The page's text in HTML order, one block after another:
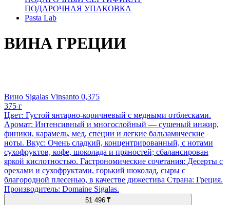
ПОДАРОЧНАЯ УПАКОВКА
Pasta Lab
ВИНА ГРЕЦИИ
Вино Sigalas Vinsanto 0,375
375 г
Цвет: Густой янтарно-коричневый с медными отблесками.
Аромат: Интенсивный и многослойный — сушеный инжир,
финики, карамель, мед, специи и легкие бальзамические
ноты. Вкус: Очень сладкий, концентрированный, с нотами
сухофруктов, кофе, шоколада и пряностей; сбалансирован
яркой кислотностью. Гастрономические сочетания: Десерты с
орехами и сухофруктами, горький шоколад, сыры с
благородной плесенью, в качестве дижестива Страна: Греция.
Производитель: Domaine Sigalas.
51 496 ₸